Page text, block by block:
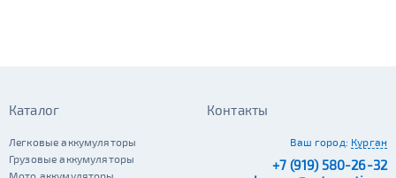
Каталог
Легковые аккумуляторы
Грузовые аккумуляторы
Мото аккумуляторы
Контакты
Ваш город: Курган
+7 (919) 580-26-32